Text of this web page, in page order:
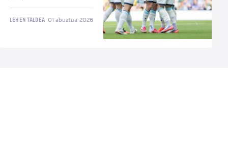
LEHEN TALDEA 01 abuztua 2026